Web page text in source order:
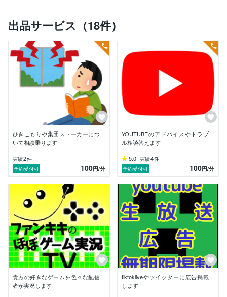
出品サービス（18件）
ひきこもりや集団ストーカーにつ
いて相談乗ります
実績2件
予約受付可
100円/分
YOUTUBEのアドバイスやトラブ
ル相談答えます
5.0 実績4件
予約受付可
100円/分
貴方の好きなゲームを色々な配信
者が実況します
tiktokliveやツイッターに広告掲載
します